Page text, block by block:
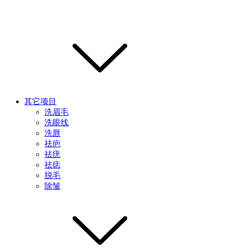
其它项目
洗眉毛
洗眼线
洗唇
祛疤
祛疣
祛痣
脱毛
除皱